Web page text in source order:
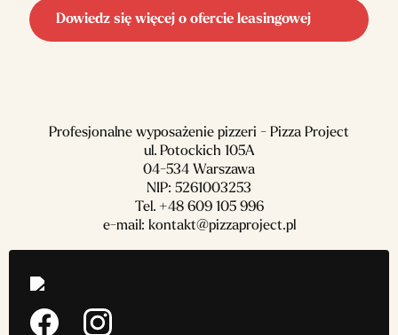
Dowiedz się więcej o ofercie leasingowej
Profesjonalne wyposażenie pizzeri - Pizza Project
ul. Potockich 105A
04-534 Warszawa
NIP: 5261003253
Tel. +48 609 105 996
e-mail: kontakt@pizzaproject.pl